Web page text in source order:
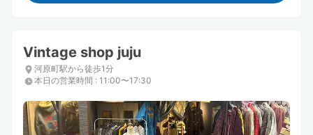
Vintage shop juju
河原町駅から徒歩1分
本日の営業時間 : 11:00〜17:30